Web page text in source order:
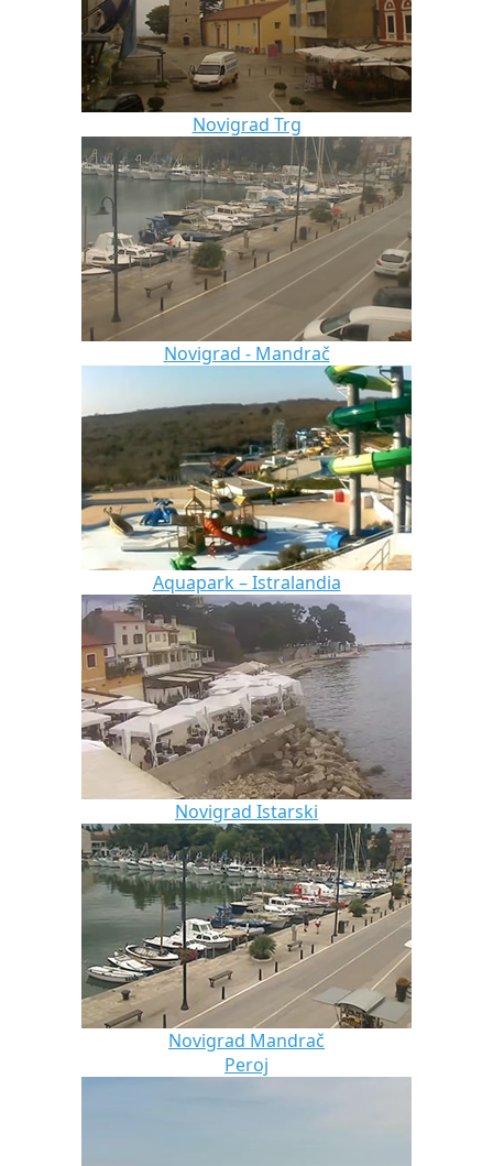
Novigrad Trg
Novigrad - Mandrač
Aquapark – Istralandia
Novigrad Istarski
Novigrad Mandrač
Peroj